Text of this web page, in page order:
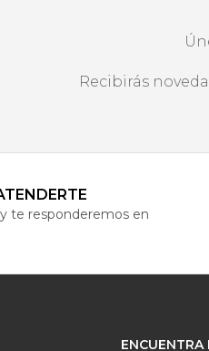
Recibirás
te responderemos en
ENCUENTRA